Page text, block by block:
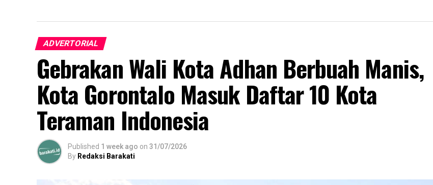
ADVERTORIAL
Gebrakan Wali Kota Adhan Berbuah Manis,
Kota Gorontalo Masuk Daftar 10 Kota
Teraman Indonesia
Published 1 week ago on 31/07/2026
By Redaksi Barakati